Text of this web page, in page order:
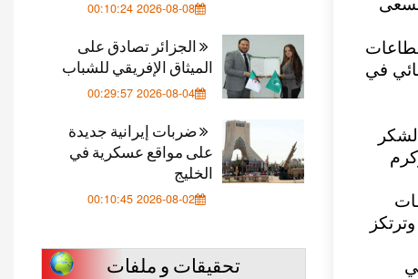
2026-08-08 00:10:24
الجزائر تصادق على
الميثاق الإفريقي للشباب
2026-08-04 00:29:57
ضربات إيرانية جديدة
على مواقع عسكرية في
الخليج
2026-08-02 00:10:45
تحقيقات و ملفات
نسعى
في